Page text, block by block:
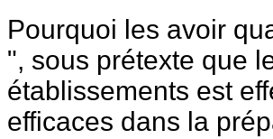
Pourquoi les avoir
", sous prétexte que
établissements est
efficaces dans la